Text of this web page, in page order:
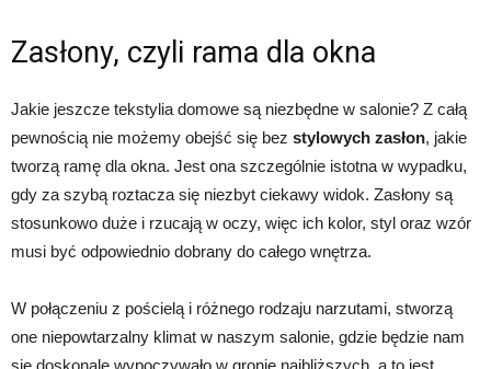
Zasłony, czyli rama dla okna
Jakie jeszcze tekstylia domowe są niezbędne w salonie? Z całą
pewnością nie możemy obejść się bez stylowych zasłon, jakie
tworzą ramę dla okna. Jest ona szczególnie istotna w wypadku,
gdy za szybą roztacza się niezbyt ciekawy widok. Zasłony są
stosunkowo duże i rzucają w oczy, więc ich kolor, styl oraz wzór
musi być odpowiednio dobrany do całego wnętrza.
W połączeniu z pościelą i różnego rodzaju narzutami, stworzą
one niepowtarzalny klimat w naszym salonie, gdzie będzie nam